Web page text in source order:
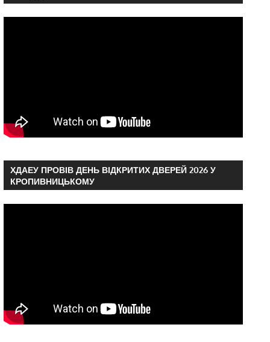
ХДАЕУ ПРОВІВ ДЕНЬ ВІДКРИТИХ ДВЕРЕЙ 2026 У
КРОПИВНИЦЬКОМУ